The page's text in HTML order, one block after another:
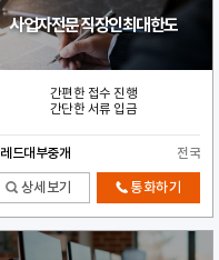
사업자전문 직장인최대한도
간편한 접수 진행
간단한 서류 입금
레드대부중개 전국
상세보기 통화하기